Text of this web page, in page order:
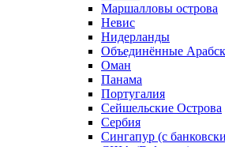
Маршалловы острова
Нeвис
Нидерланды
Объединённые
Оман
Панама
Португалия
Сейшельские Острова
Сербия
Сингапур (c